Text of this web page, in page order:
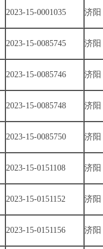
2023-15-0001035 济阳
2023-15-0085745 济阳
2023-15-0085746 济阳
2023-15-0085748 济阳
2023-15-0085750 济阳
2023-15-0151108 济阳
2023-15-0151152 济阳
2023-15-0151156 济阳